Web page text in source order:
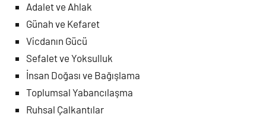
Adalet ve Ahlak
Günah ve Kefaret
Vicdanın Gücü
Sefalet ve Yoksulluk
İnsan Doğası ve Bağışlama
Toplumsal Yabancılaşma
Ruhsal Çalkantılar